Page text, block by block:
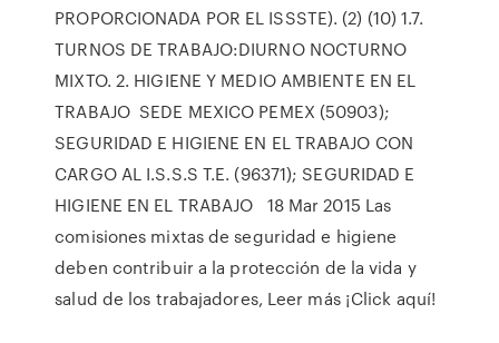
PROPORCIONADA POR EL ISSSTE). (2) (10) 1.7.
TURNOS DE TRABAJO:DIURNO NOCTURNO
MIXTO. 2. HIGIENE Y MEDIO AMBIENTE EN EL
TRABAJO SEDE MEXICO PEMEX (50903);
SEGURIDAD E HIGIENE EN EL TRABAJO CON
CARGO AL I.S.S.S T.E. (96371); SEGURIDAD E
HIGIENE EN EL TRABAJO 18 Mar 2015 Las
comisiones mixtas de seguridad e higiene
deben contribuir a la protección de la vida y
salud de los trabajadores, Leer más ¡Click aquí!